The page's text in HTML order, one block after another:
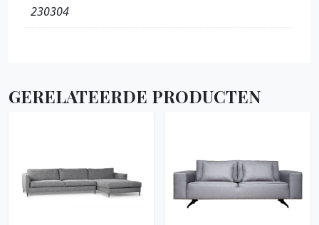
230304
GERELATEERDE PRODUCTEN